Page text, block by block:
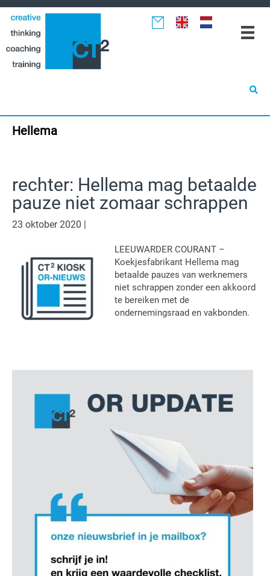
Spring
naar
hoofdnavigatie
Door
naar
Spring
naar
eerste
Hellema
rechter: Hellema mag betaalde
pauze niet zomaar schrappen
23 oktober 2020 |
LEEUWARDER COURANT –
Koekjesfabrikant Hellema mag
betaalde pauzes van werknemers
niet schrappen zonder een akkoord
te bereiken met de
ondernemingsraad en vakbonden.
Sidebar